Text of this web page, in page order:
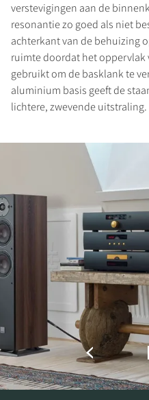
verstevigingen aan de
resonantie zo goed als niet
achterkant van de behuizing
ruimte doordat het oppervlak
gebruikt om de basklank te
aluminium basis geeft de
lichtere, zwevende uitstraling.
Vul het formulier in
alle vergrendelde